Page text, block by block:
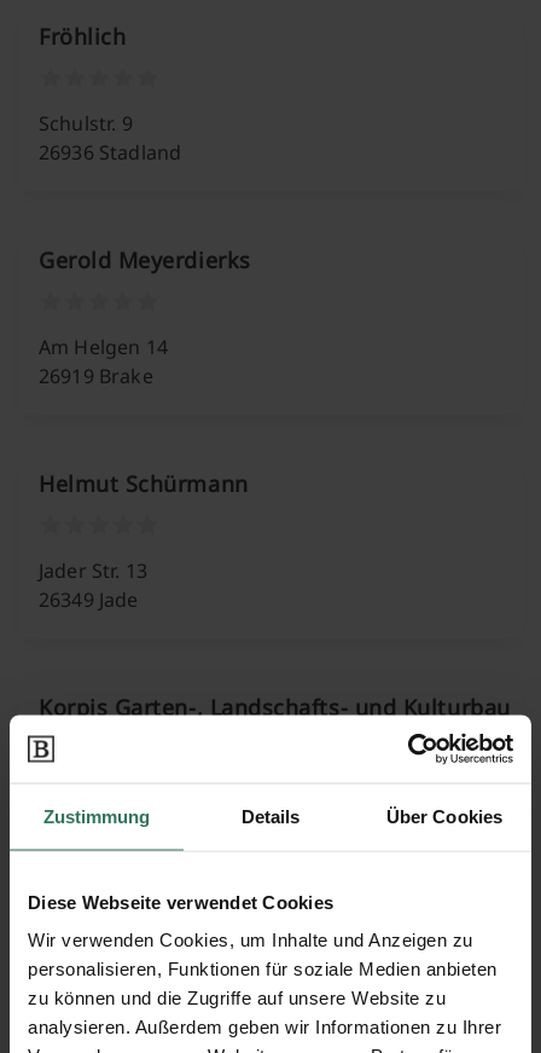
Zustimmung Details Über Cookies
Diese Webseite verwendet Cookies
Wir verwenden Cookies, um Inhalte und Anzeigen zu
personalisieren, Funktionen für soziale Medien anbieten
zu können und die Zugriffe auf unsere Website zu
analysieren. Außerdem geben wir Informationen zu Ihrer
Fröhlich
Schulstr. 9
26936 Stadland
Gerold Meyerdierks
Am Helgen 14
26919 Brake
Helmut Schürmann
Jader Str. 13
26349 Jade
Korpis Garten-, Landschafts- und Kulturbau
GmbH
Hammelwarder Außendch 2
26919 Brake
Werner Renken